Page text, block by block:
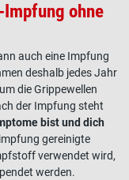
Impfung ohne
auch eine Impfung
deshalb jedes Jahr
dieGrippewellen
der Impfung steht
bist und dich
gereinigte
verwendet wird,
werden.